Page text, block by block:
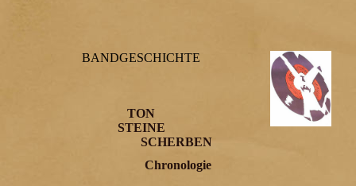
BANDGESCHICHTE
TON
STEINE
SCHERBEN
Chronologie